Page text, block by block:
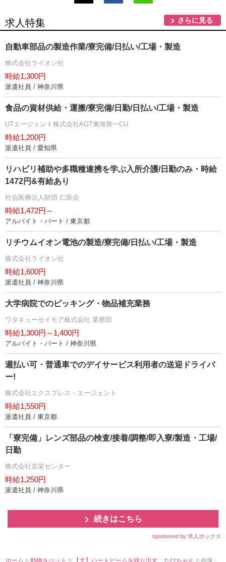
求人特集 さらに見る
自動車部品の製造作業/寮完備/日払い/工場・製造
株式会社ライオン社
時給1,300円
派遣社員 / 神奈川県
食品の資材供給・運搬/寮完備/日勤/日払い/工場・製造
UTエージェント株式会社AGT東海第一CU
時給1,200円
派遣社員 / 愛知県
リハビリ補助や多職種連携を学ぶ入所介護/日勤のみ・時給
1472円&有給あり
社会医療法人財団 仁医会
時給1,472円～
アルバイト・パート / 東京都
リチウムイオン電池の製造/寮完備/日払い/工場・製造
株式会社ライオン社
時給1,600円
派遣社員 / 神奈川県
大学病院でのピッキング・物品補充業務
ワタキューセイモア株式会社 業務部
時給1,300円～1,400円
アルバイト・パート / 神奈川県
週払い可・普通車でのデイサービス利用者の送迎ドライバ
ー!
株式会社エクスプレス・エージェント
時給1,550円
派遣社員 / 東京都
「寮完備」レンズ部品の検査/接着/調整/即入寮/製造・工場/
日勤
株式会社京栄センター
時給1,250円
派遣社員 / 神奈川県
続きはこちら
sponsored by 求人ボックス